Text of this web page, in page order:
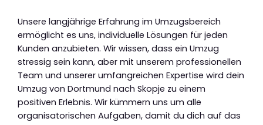
Unsere langjährige Erfahrung im Umzugsbereich
ermöglicht es uns, individuelle Lösungen für jeden
Kunden anzubieten. Wir wissen, dass ein Umzug
stressig sein kann, aber mit unserem professionellen
Team und unserer umfangreichen Expertise wird dein
Umzug von Dortmund nach Skopje zu einem
positiven Erlebnis. Wir kümmern uns um alle
organisatorischen Aufgaben, damit du dich auf das